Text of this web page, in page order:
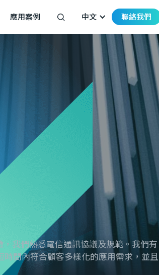
應用案例 中文 聯絡我們
我們熟悉電信通訊協議及規範。我們有
間內符合顧客多樣化的應用需求，並且